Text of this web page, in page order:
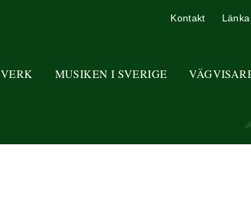
VERK MUSIKEN I SVERIGE
Kontakt